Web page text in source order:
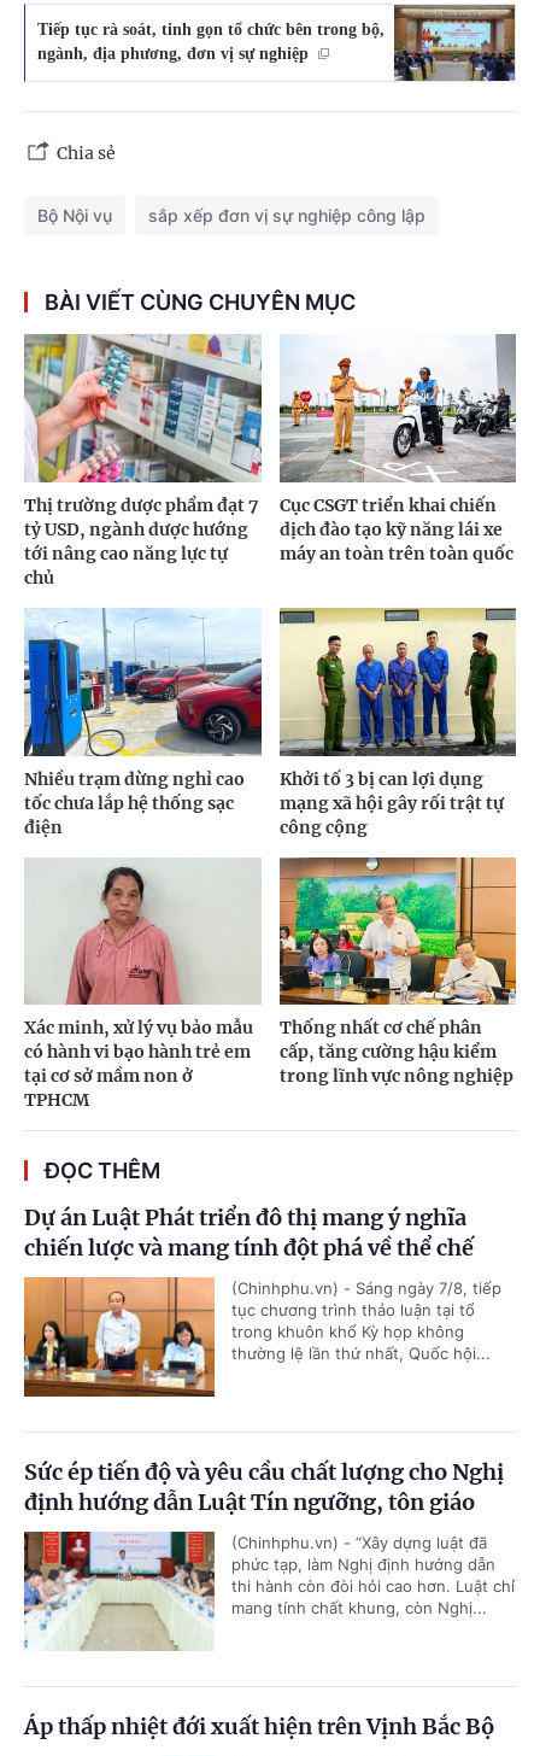
Tiếp tục rà soát, tinh gọn tổ chức bên trong bộ,
ngành, địa phương, đơn vị sự nghiệp
Chia sẻ
Bộ Nội vụ sắp xếp đơn vị sự nghiệp công lập
BÀI VIẾT CÙNG CHUYÊN MỤC
Thị trường dược phẩm đạt 7
tỷ USD, ngành dược hướng
tới nâng cao năng lực tự
chủ
Cục CSGT triển khai chiến
dịch đào tạo kỹ năng lái xe
máy an toàn trên toàn quốc
Nhiều trạm dừng nghỉ cao
tốc chưa lắp hệ thống sạc
điện
Khởi tố 3 bị can lợi dụng
mạng xã hội gây rối trật tự
công cộng
Xác minh, xử lý vụ bảo mẫu
có hành vi bạo hành trẻ em
tại cơ sở mầm non ở
TPHCM
Thống nhất cơ chế phân
cấp, tăng cường hậu kiểm
trong lĩnh vực nông nghiệp
ĐỌC THÊM
Dự án Luật Phát triển đô thị mang ý nghĩa
chiến lược và mang tính đột phá về thể chế
(Chinhphu.vn) - Sáng ngày 7/8, tiếp
tục chương trình thảo luận tại tổ
trong khuôn khổ Kỳ họp không
thường lệ lần thứ nhất, Quốc hội...
Sức ép tiến độ và yêu cầu chất lượng cho Nghị
định hướng dẫn Luật Tín ngưỡng, tôn giáo
(Chinhphu.vn) - “Xây dựng luật đã
phức tạp, làm Nghị định hướng dẫn
thi hành còn đòi hỏi cao hơn. Luật chỉ
mang tính chất khung, còn Nghị...
Áp thấp nhiệt đới xuất hiện trên Vịnh Bắc Bộ